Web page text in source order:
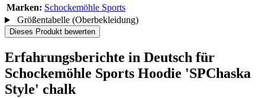
Marken: Schockemöhle Sports
Größentabelle (Oberbekleidung)
Dieses Produkt bewerten
Erfahrungsberichte in Deutsch für
Schockemöhle Sports Hoodie 'SPChaska
Style' chalk